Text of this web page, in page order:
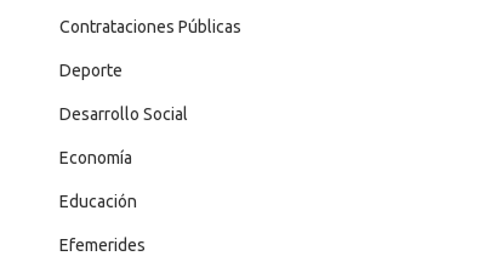
Contrataciones Públicas
Deporte
Desarrollo Social
Economía
Educación
Efemerides